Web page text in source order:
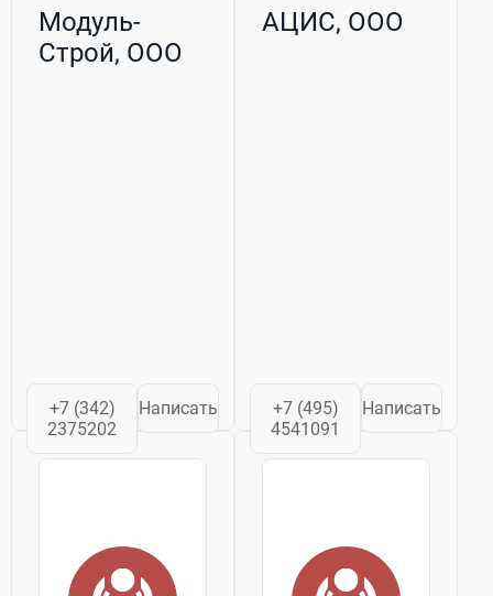
Модуль-
Строй, ООО
+7 (342)
2375202
Написать
АЦИС, ООО
+7 (495)
4541091
Написать